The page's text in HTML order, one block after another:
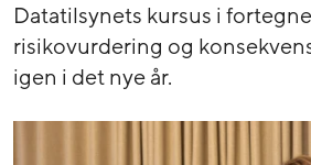
Datatilsynets kursus i
risikovurdering og
igen i det nye år.